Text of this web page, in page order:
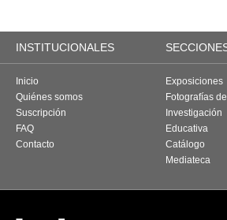
INSTITUCIONALES
Inicio
Quiénes somos
Suscripción
FAQ
Contacto
Exposiciones
Fotografías
Investigación
Educativa
Catálogo
Mediateca